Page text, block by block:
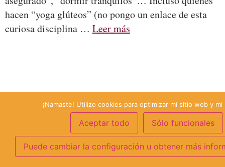
hacen “yoga glúteos” (no pongo un enlace de esta
curiosa disciplina … Leer más
¡Namaste! Utilizo cookies para optimizar mi sitio web y mi
Aceptar todo Sólo funcionales
Puede cambiar la configuración u obtener más